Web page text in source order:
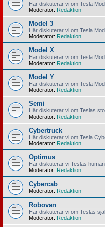
Här diskuterar vi om Tesla
Moderator: Redaktion
Model 3
Här diskuterar vi om Tesla
Moderator: Redaktion
Model X
Här diskuterar vi om Tesla
Moderator: Redaktion
Model Y
Här diskuterar vi om Tesla
Moderator: Redaktion
Semi
Här diskuterar vi om Teslas
Moderator: Redaktion
Cybertruck
Här diskuterar vi om Tesla
Moderator: Redaktion
Optimus
Här diskuterar vi Teslas
Moderator: Redaktion
Cybercab
Moderator: Redaktion
Robovan
Här diskuterar vi om Teslas
Moderator: Redaktion